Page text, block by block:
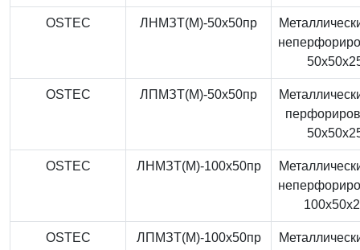
OSTEC ЛНМЗТ(М)-50x50пр
OSTEC ЛПМЗТ(М)-50x50пр
OSTEC ЛНМЗТ(М)-100x50пр
OSTEC ЛПМЗТ(М)-100x50пр